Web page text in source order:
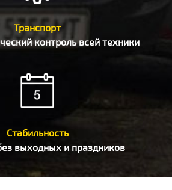
Транспорт
контроль всей техники
Стабильность
выходных и праздников